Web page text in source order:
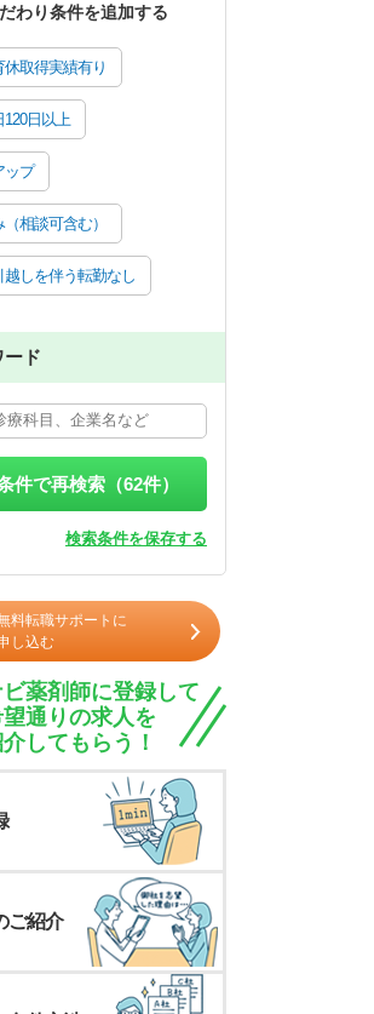
わり条件を追加する
休取得実績有り
日以上
ップ
相談可含む）
越しを伴う転勤なし
ード
件で再検索（62件）
検索条件を保存する
料転職サポートに
し込む
薬剤師に登録して
通りの求人を
してもらう！
ご紹介